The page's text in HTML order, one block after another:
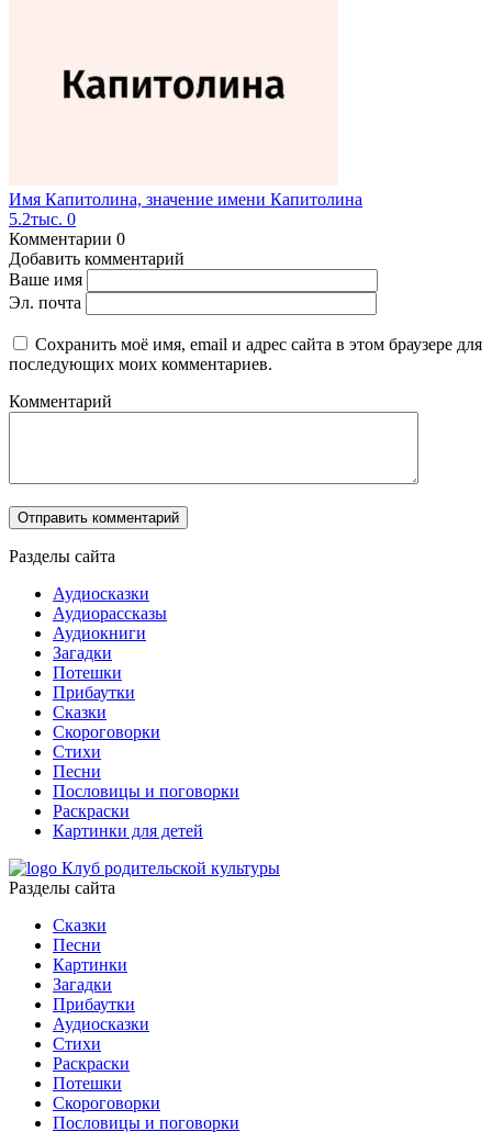
Имя Капитолина, значение имени Капитолина
5.2тыс. 0
Комментарии 0
Добавить комментарий
Ваше имя
Эл. почта
Сохранить моё имя, email и адрес сайта в этом браузере для
последующих моих комментариев.
Комментарий
Разделы сайта
Аудиосказки
Аудиорассказы
Аудиокниги
Загадки
Потешки
Прибаутки
Сказки
Скороговорки
Стихи
Песни
Пословицы и поговорки
Раскраски
Картинки для детей
Клуб родительской культуры
Разделы сайта
Сказки
Песни
Картинки
Загадки
Прибаутки
Аудиосказки
Стихи
Раскраски
Потешки
Скороговорки
Пословицы и поговорки